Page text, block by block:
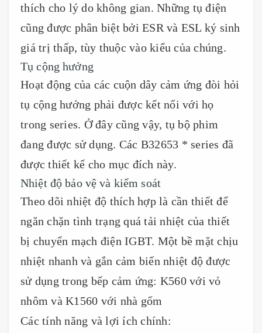
thích cho lý do không gian. Những tụ điện
cũng được phân biệt bởi ESR và ESL ký sinh
giá trị thấp, tùy thuộc vào kiểu của chúng.
Tụ cộng hưởng
Hoạt động của các cuộn dây cảm ứng đòi hỏi
tụ cộng hưởng phải được kết nối với họ
trong series. Ở đây cũng vậy, tụ bộ phim
đang được sử dụng. Các B32653 * series đã
được thiết kế cho mục đích này.
Nhiệt độ bảo vệ và kiểm soát
Theo dõi nhiệt độ thích hợp là cần thiết để
ngăn chặn tình trạng quá tải nhiệt của thiết
bị chuyển mạch điện IGBT. Một bề mặt chịu
nhiệt nhanh và gắn cảm biến nhiệt độ được
sử dụng trong bếp cảm ứng: K560 với vỏ
nhôm và K1560 với nhà gốm
Các tính năng và lợi ích chính: